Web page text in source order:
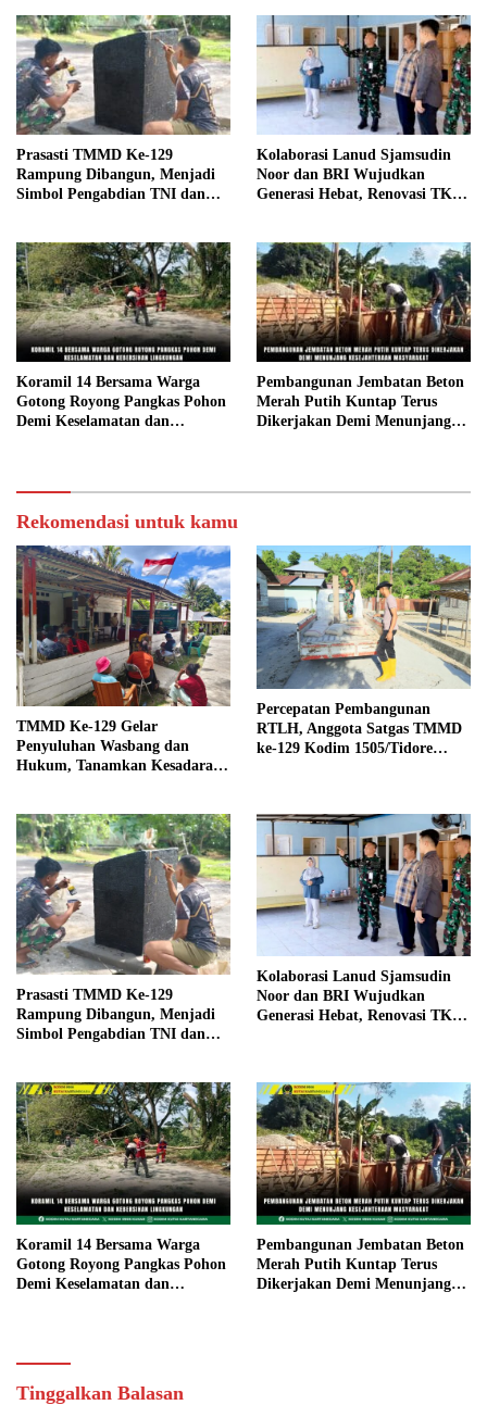
Prasasti TMMD Ke-129
Rampung Dibangun, Menjadi
Simbol Pengabdian TNI dan
Kolaborasi Lanud Sjamsudin
Noor dan BRI Wujudkan
Generasi Hebat, Renovasi TK
Koramil 14 Bersama Warga
Gotong Royong Pangkas Pohon
Demi Keselamatan dan
Pembangunan Jembatan Beton
Merah Putih Kuntap Terus
Dikerjakan Demi Menunjang
Rekomendasi untuk kamu
TMMD Ke-129 Gelar
Penyuluhan Wasbang dan
Hukum, Tanamkan Kesadaran
Percepatan Pembangunan
RTLH, Anggota Satgas TMMD
ke-129 Kodim 1505/Tidore
Prasasti TMMD Ke-129
Rampung Dibangun, Menjadi
Simbol Pengabdian TNI dan
Kolaborasi Lanud Sjamsudin
Noor dan BRI Wujudkan
Generasi Hebat, Renovasi TK
Koramil 14 Bersama Warga
Gotong Royong Pangkas Pohon
Demi Keselamatan dan
Pembangunan Jembatan Beton
Merah Putih Kuntap Terus
Dikerjakan Demi Menunjang
Tinggalkan Balasan